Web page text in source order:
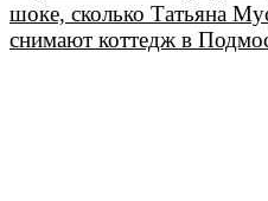
шоке, сколько Татьяна
снимают коттедж в